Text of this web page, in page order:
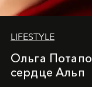
LIFESTYLE
Ольга
сердце Альп